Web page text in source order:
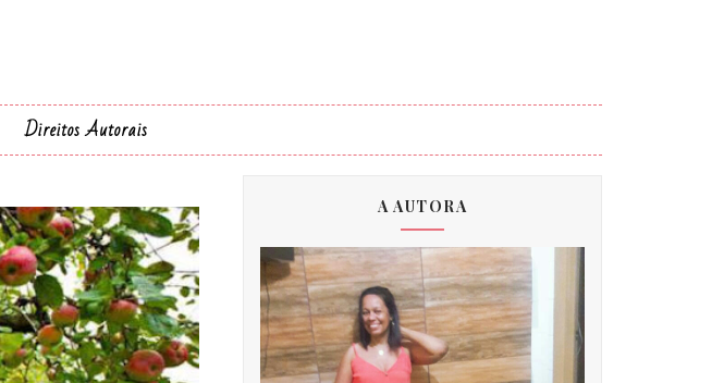
Direitos Autorais
A AUTORA